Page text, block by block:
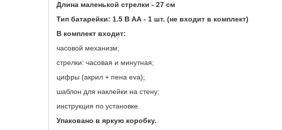
Длина маленькой стрелки - 27 см
Тип батарейки: 1.5 В АА - 1 шт. (не входит в комплект)
В комплект входит:
часовой механизм;
стрелки: часовая и минутная;
цифры (акрил + пена eva);
шаблон для наклейки на стену;
инструкция по установке.
Упаковано в яркую коробку.